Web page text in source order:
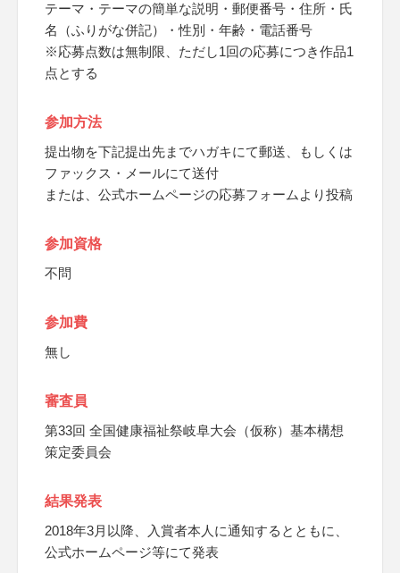
テーマ・テーマの簡単な説明・郵便番号・住所・氏
名（ふりがな併記）・性別・年齢・電話番号
※応募点数は無制限、ただし1回の応募につき作品1
点とする
参加方法
提出物を下記提出先までハガキにて郵送、もしくは
ファックス・メールにて送付
または、公式ホームページの応募フォームより投稿
参加資格
不問
参加費
無し
審査員
第33回 全国健康福祉祭岐阜大会（仮称）基本構想
策定委員会
結果発表
2018年3月以降、入賞者本人に通知するとともに、
公式ホームページ等にて発表